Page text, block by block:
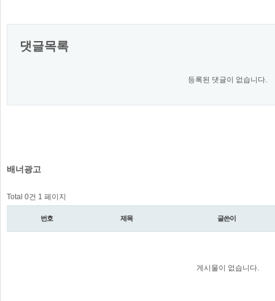
댓글목록
등록된 댓글이 없습니다.
배너광고
Total 0건 1 페이지
번호 제목 글쓴이
게시물이 없습니다.